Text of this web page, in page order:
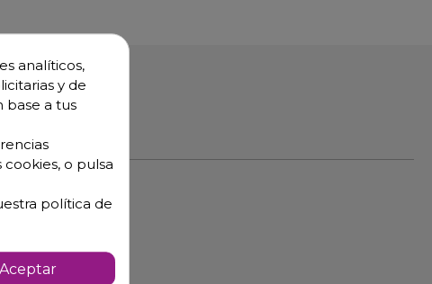
analíticos,
y de
base a tus
o pulsa
política de
Aceptar